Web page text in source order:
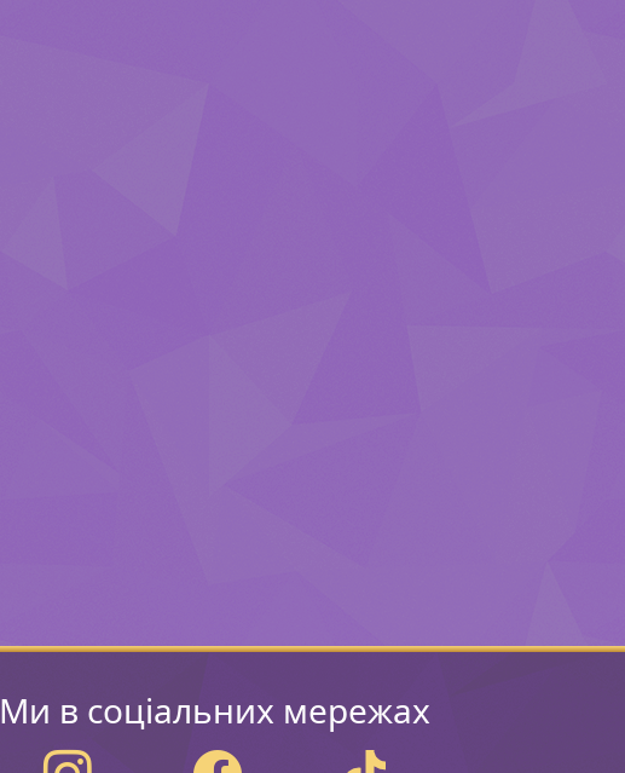
Ми в соціальних мережах